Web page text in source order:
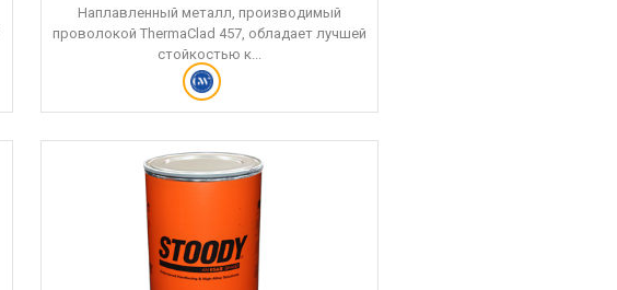
Наплавленный металл, производимый
проволокой ThermaClad 457, обладает лучшей
стойкостью к...